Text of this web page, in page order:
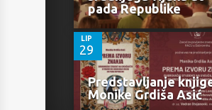
pada Republike
LIP
29
Predstavljanje
Monike Grdiša Asić